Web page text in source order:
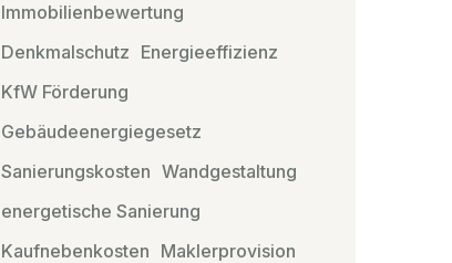
Immobilienbewertung
Denkmalschutz Energieeffizienz
KfW Förderung
Gebäudeenergiegesetz
Sanierungskosten Wandgestaltung
energetische Sanierung
Kaufnebenkosten Maklerprovision